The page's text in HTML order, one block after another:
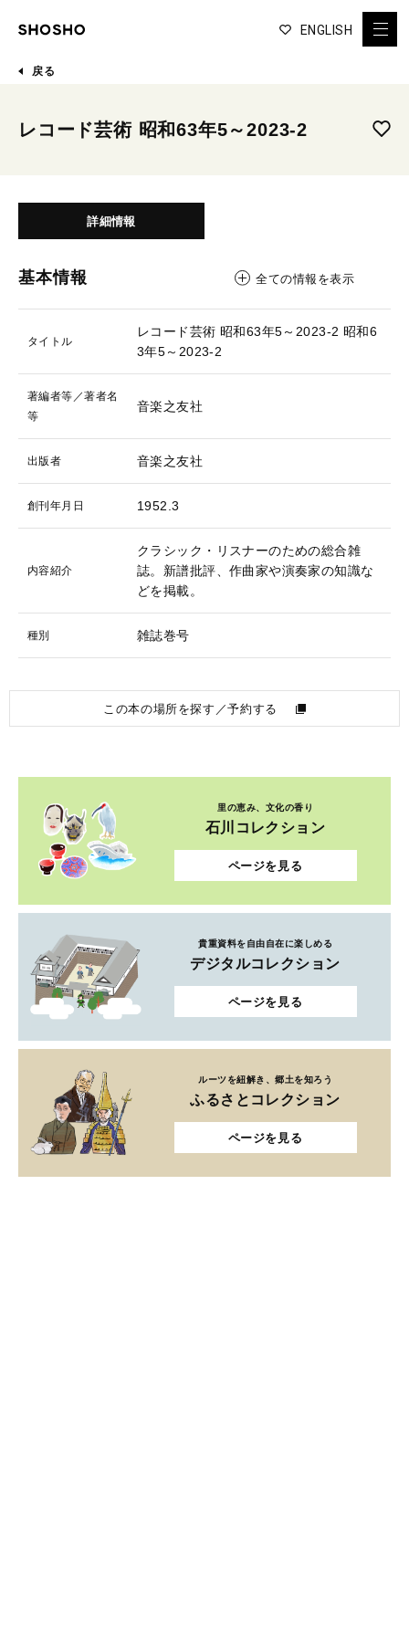
ENGLISH
戻る
レコード芸術 昭和63年5～2023-2
詳細情報
基本情報 全ての情報を表示
タイトル
レコード芸術 昭和63年5～2023-2 昭和6
3年5～2023-2
著編者等／著者名
等
音楽之友社
出版者 音楽之友社
創刊年月日 1952.3
内容紹介
クラシック・リスナーのための総合雑
誌。新譜批評、作曲家や演奏家の知識な
どを掲載。
種別 雑誌巻号
この本の場所を探す／予約する
里の恵み、文化の香り
石川コレクション
ページを見る
貴重資料を自由自在に楽しめる
デジタルコレクション
ページを見る
ルーツを紐解き、郷土を知ろう
ふるさとコレクション
ページを見る